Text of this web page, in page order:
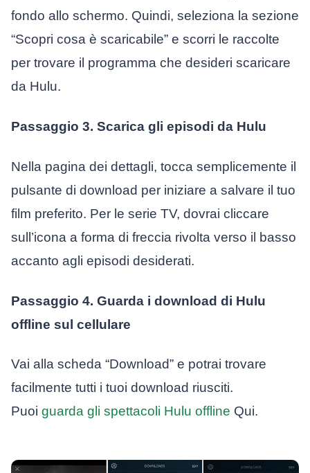
fondo allo schermo. Quindi, seleziona la sezione
“Scopri cosa è scaricabile” e scorri le raccolte
per trovare il programma che desideri scaricare
da Hulu.
Passaggio 3. Scarica gli episodi da Hulu
Nella pagina dei dettagli, tocca semplicemente il
pulsante di download per iniziare a salvare il tuo
film preferito. Per le serie TV, dovrai cliccare
sull’icona a forma di freccia rivolta verso il basso
accanto agli episodi desiderati.
Passaggio 4. Guarda i download di Hulu
offline sul cellulare
Vai alla scheda “Download” e potrai trovare
facilmente tutti i tuoi download riusciti.
Puoi guarda gli spettacoli Hulu offline Qui.